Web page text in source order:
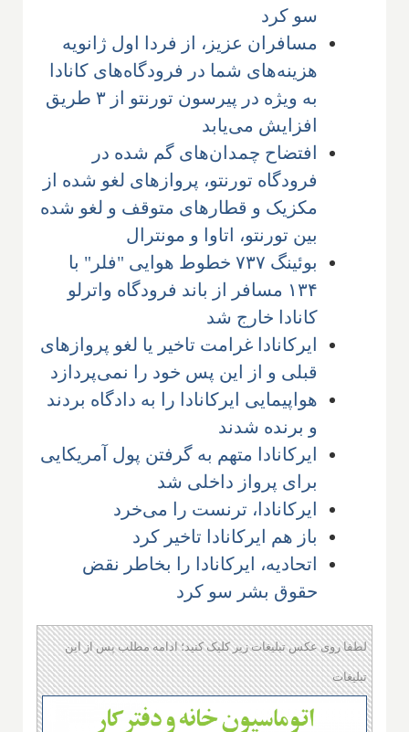
سو کرد
مسافران عزیز، از فردا اول ژانویه
هزینه‌های شما در فرودگاه‌های کانادا
به ویژه در پیرسون تورنتو از ۳ طریق
افزایش می‌یابد
افتضاح چمدان‌های گم شده در
فرودگاه تورنتو، پروازهای لغو شده از
مکزیک و قطارهای متوقف و لغو شده
بین تورنتو، اتاوا و مونترال
بوئینگ ۷۳۷ خطوط هوایی "فلر" با
۱۳۴ مسافر از باند فرودگاه واترلو
کانادا خارج شد
ایرکانادا غرامت تاخیر یا لغو پروازهای
قبلی و از این پس خود را نمی‌پردازد
هواپیمایی ایرکانادا را به دادگاه بردند
و برنده شدند
ایرکانادا متهم به گرفتن پول آمریکایی
برای پرواز داخلی شد
ایرکانادا، ترنست را می‌خرد
باز هم ایرکانادا تاخیر کرد
اتحادیه، ایرکانادا را بخاطر نقض
حقوق بشر سو کرد
لطفا روی عکس تبلیغات زیر کلیک کنید؛ ادامه مطلب پس از این
تبلیغات